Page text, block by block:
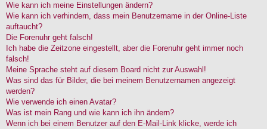
Wie kann ich meine Einstellungen ändern?
Wie kann ich verhindern, dass mein Benutzername in der Online-Liste
auftaucht?
Die Forenuhr geht falsch!
Ich habe die Zeitzone eingestellt, aber die Forenuhr geht immer noch
falsch!
Meine Sprache steht auf diesem Board nicht zur Auswahl!
Was sind das für Bilder, die bei meinem Benutzernamen angezeigt
werden?
Wie verwende ich einen Avatar?
Was ist mein Rang und wie kann ich ihn ändern?
Wenn ich bei einem Benutzer auf den E-Mail-Link klicke, werde ich